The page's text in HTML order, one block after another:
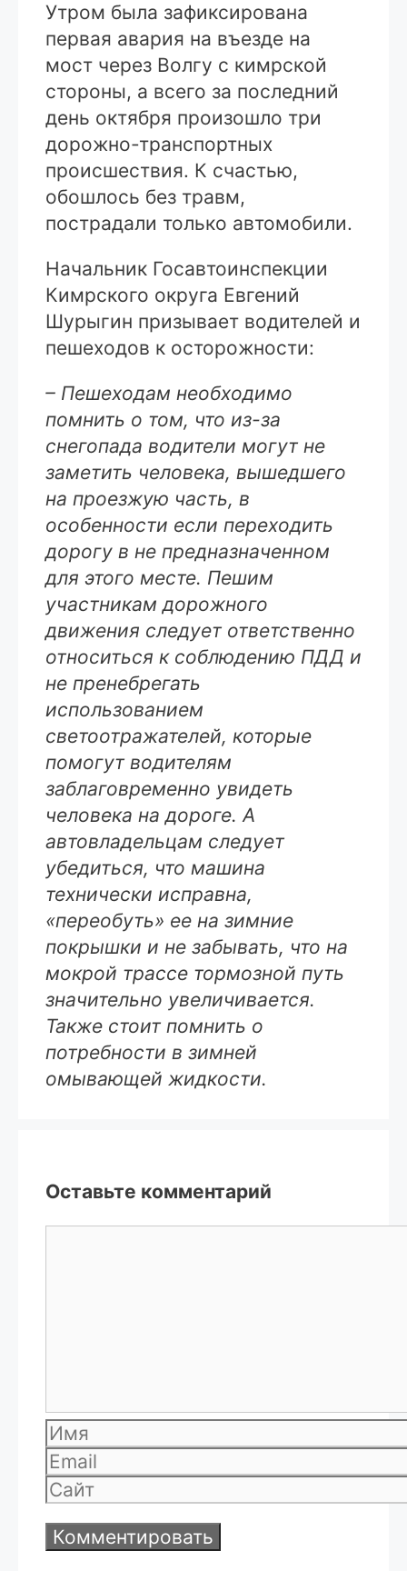
Утром была зафиксирована
первая авария на въезде на
мост через Волгу с кимрской
стороны, а всего за последний
день октября произошло три
дорожно-транспортных
происшествия. К счастью,
обошлось без травм,
пострадали только автомобили.
Начальник Госавтоинспекции
Кимрского округа Евгений
Шурыгин призывает водителей и
пешеходов к осторожности:
– Пешеходам необходимо
помнить о том, что из-за
снегопада водители могут не
заметить человека, вышедшего
на проезжую часть, в
особенности если переходить
дорогу в не предназначенном
для этого месте. Пешим
участникам дорожного
движения следует ответственно
относиться к соблюдению ПДД и
не пренебрегать
использованием
светоотражателей, которые
помогут водителям
заблаговременно увидеть
человека на дороге. А
автовладельцам следует
убедиться, что машина
технически исправна,
«переобуть» ее на зимние
покрышки и не забывать, что на
мокрой трассе тормозной путь
значительно увеличивается.
Также стоит помнить о
потребности в зимней
омывающей жидкости.
Оставьте комментарий
Имя
Email
Сайт